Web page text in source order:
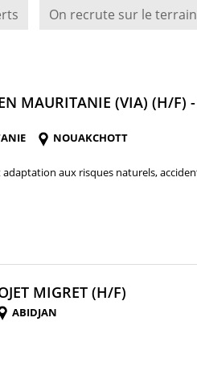
On recrute sur le terrain
MAURITANIE (VIA) (H/F)
NOUAKCHOTT
aux risques naturels,
MIGRET (H/F)
ABIDJAN